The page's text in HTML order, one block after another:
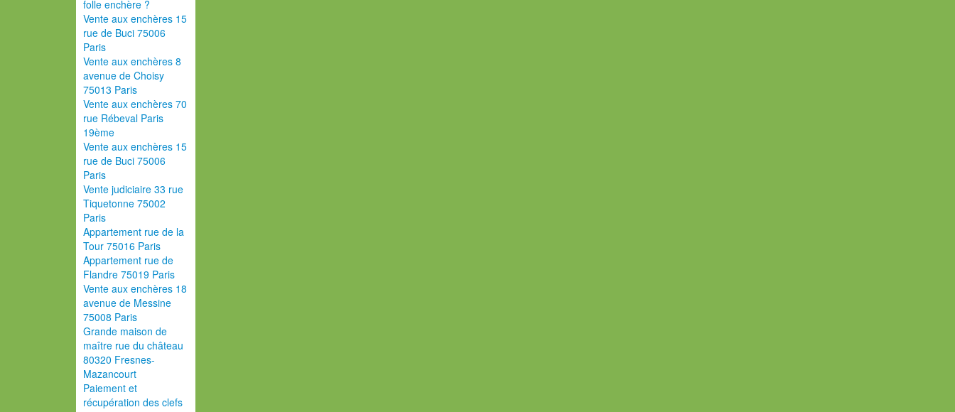
folle enchère ?
Vente aux enchères 15
rue de Buci 75006
Paris
Vente aux enchères 8
avenue de Choisy
75013 Paris
Vente aux enchères 70
rue Rébeval Paris
19ème
Vente aux enchères 15
rue de Buci 75006
Paris
Vente judiciaire 33 rue
Tiquetonne 75002
Paris
Appartement rue de la
Tour 75016 Paris
Appartement rue de
Flandre 75019 Paris
Vente aux enchères 18
avenue de Messine
75008 Paris
Grande maison de
maître rue du château
80320 Fresnes-
Mazancourt
Paiement et
récupération des clefs